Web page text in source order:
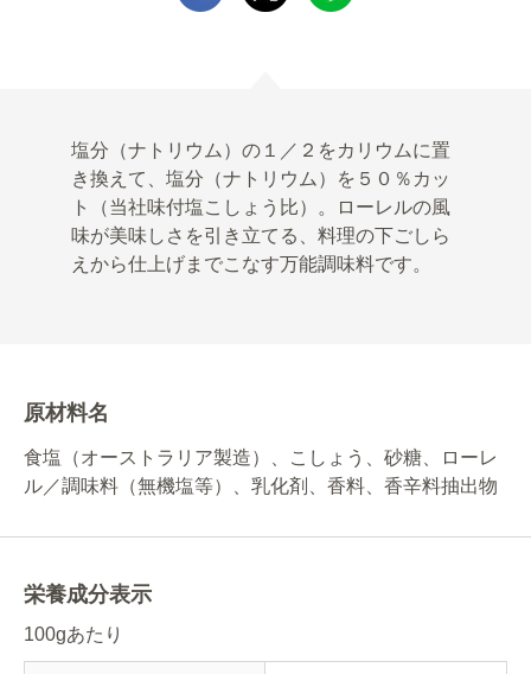
塩分（ナトリウム）の１／２をカリウムに置
き換えて、塩分（ナトリウム）を５０％カッ
ト（当社味付塩こしょう比）。ローレルの風
味が美味しさを引き立てる、料理の下ごしら
えから仕上げまでこなす万能調味料です。
原材料名
食塩（オーストラリア製造）、こしょう、砂糖、ローレ
ル／調味料（無機塩等）、乳化剤、香料、香辛料抽出物
栄養成分表示
100gあたり